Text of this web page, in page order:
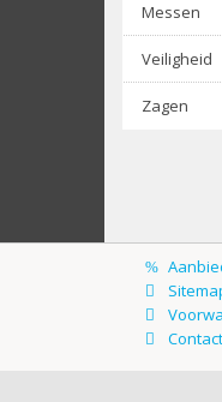
Messen
Veiligheid
Zagen